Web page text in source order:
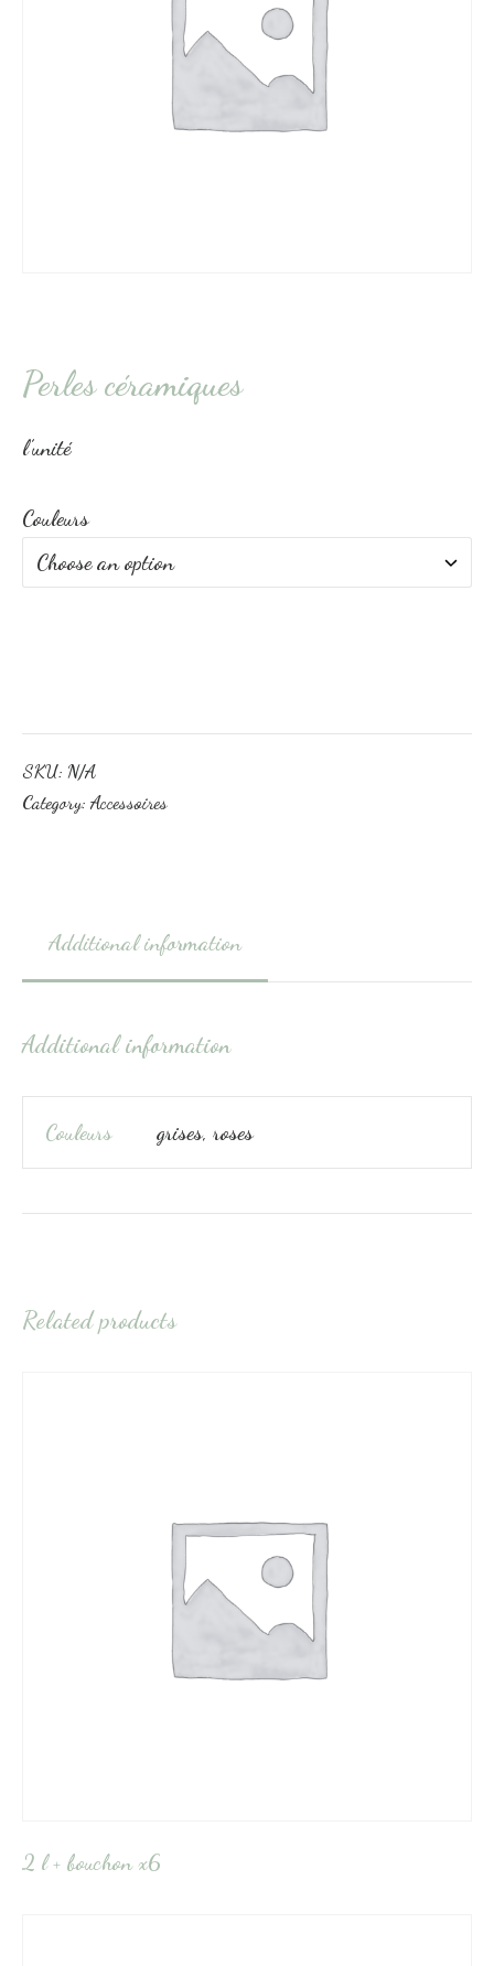
Perles céramiques
l’unité
Couleurs
SKU: N/A
Category: Accessoires
Additional information
Additional information
Couleurs grises, roses
Related products
2 l + bouchon x6